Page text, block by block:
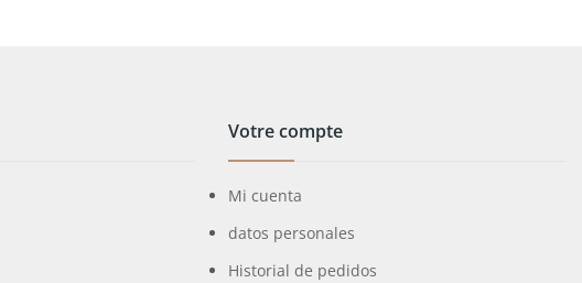
Votre compte
Mi cuenta
datos personales
Historial de pedidos